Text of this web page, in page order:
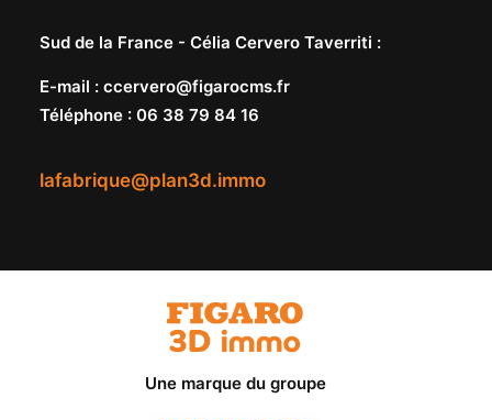
lafabrique@plan3d.immo
Sud de la France - Célia Cervero Taverriti :
E-mail : ccervero@figarocms.fr
Téléphone : 06 38 79 84 16
Une marque du groupe